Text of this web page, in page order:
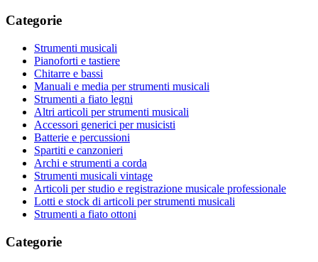
Categorie
Strumenti musicali
Pianoforti e tastiere
Chitarre e bassi
Manuali e media per strumenti musicali
Strumenti a fiato legni
Altri articoli per strumenti musicali
Accessori generici per musicisti
Batterie e percussioni
Spartiti e canzonieri
Archi e strumenti a corda
Strumenti musicali vintage
Articoli per studio e registrazione musicale professionale
Lotti e stock di articoli per strumenti musicali
Strumenti a fiato ottoni
Categorie